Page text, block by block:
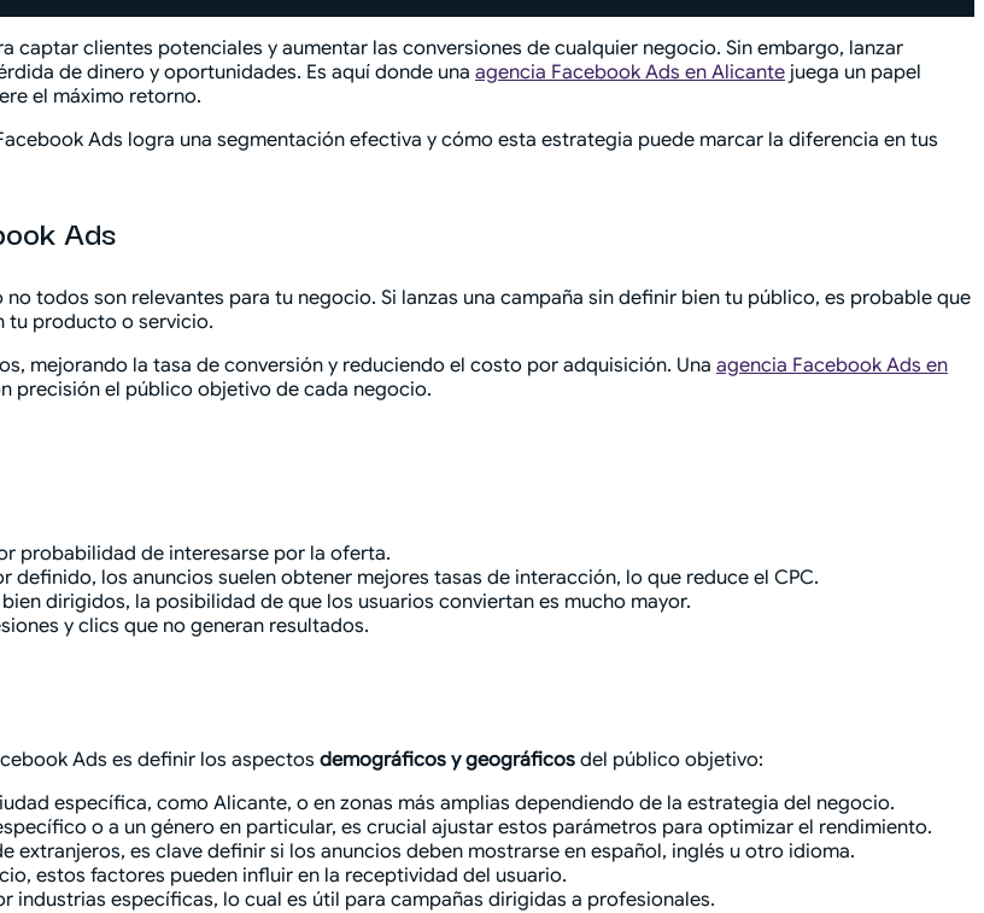
captar clientes potenciales y aumentar las conversiones de cualquier negocio. Sin embargo, lanzar
de dinero y oportunidades. Es aquí donde una agencia Facebook Ads en Alicante juega un papel
el máximo retorno.
Ads logra una segmentación efectiva y cómo esta estrategia puede marcar la diferencia en tus
Ads
no todos son relevantes para tu negocio. Si lanzas una campaña sin definir bien tu público, es probable que
tu producto o servicio.
mejorando la tasa de conversión y reduciendo el costo por adquisición. Una agencia Facebook Ads en
precisión el público objetivo de cada negocio.
probabilidad de interesarse por la oferta.
definido, los anuncios suelen obtener mejores tasas de interacción, lo que reduce el CPC.
dirigidos, la posibilidad de que los usuarios conviertan es mucho mayor.
y clics que no generan resultados.
Ads es definir los aspectos demográficos y geográficos del público objetivo:
específica, como Alicante, o en zonas más amplias dependiendo de la estrategia del negocio.
o a un género en particular, es crucial ajustar estos parámetros para optimizar el rendimiento.
extranjeros, es clave definir si los anuncios deben mostrarse en español, inglés u otro idioma.
estos factores pueden influir en la receptividad del usuario.
industrias específicas, lo cual es útil para campañas dirigidas a profesionales.